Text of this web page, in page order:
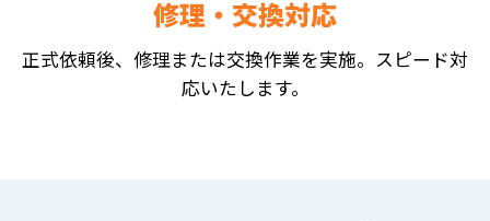
修理・交換対応
正式依頼後、修理または交換作業を実施。スピード対
応いたします。